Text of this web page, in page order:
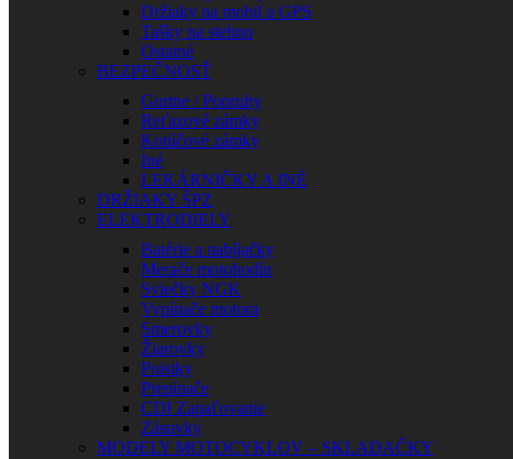
Držiaky na mobil a GPS
Tašky na stehno
Ostatné
BEZPEČNOSŤ
Gurtne / Popruhy
Reťazové zámky
Kotúčové zámky
Iné
LEKÁRNIČKY A INÉ
DRŽIAKY ŠPZ
ELEKTRODIELY
Batérie a nabíjačky
Merače motohodín
Sviečky NGK
Vypínače motora
Smerovky
Žiarovky
Poistky
Prepínače
CDI Zapaľovanie
Zásuvky
MODELY MOTOCYKLOV – SKLADAČKY